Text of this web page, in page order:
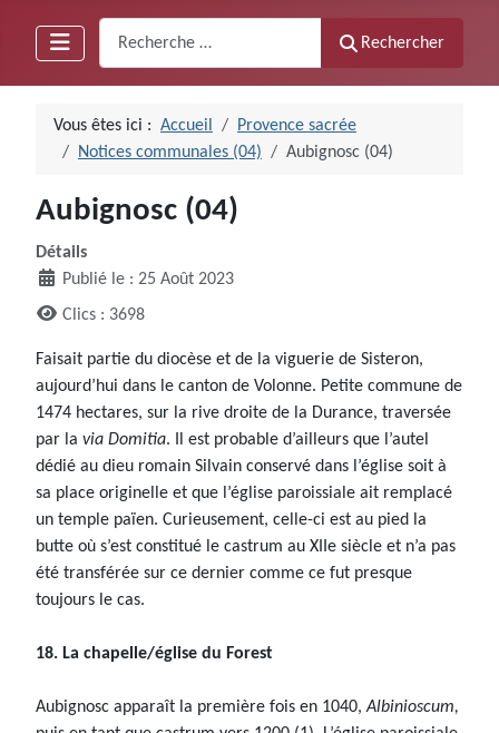
Rechercher
Vous êtes ici : Accueil
Provence sacrée
Notices communales (04)
Aubignosc (04)
Aubignosc (04)
Détails
Publié le : 25 Août 2023
Clics : 3698
Faisait partie du diocèse et de la viguerie de Sisteron,
aujourd’hui dans le canton de Volonne. Petite commune de
1474 hectares, sur la rive droite de la Durance, traversée
par la via Domitia. Il est probable d’ailleurs que l’autel
dédié au dieu romain Silvain conservé dans l’église soit à
sa place originelle et que l’église paroissiale ait remplacé
un temple païen. Curieusement, celle-ci est au pied la
butte où s’est constitué le castrum au XIIe siècle et n’a pas
été transférée sur ce dernier comme ce fut presque
toujours le cas.
18. La chapelle/église du Forest
Aubignosc apparaît la première fois en 1040,Albinioscum,